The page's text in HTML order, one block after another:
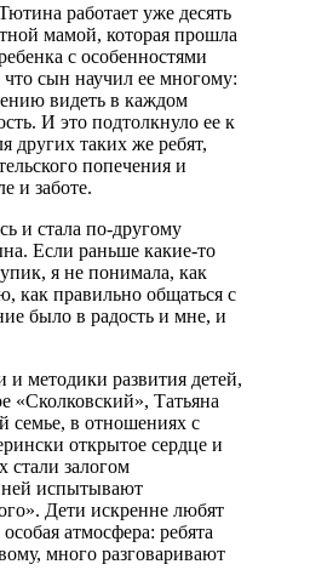
работает уже десять
мамой, которая прошла
с особенностями
что сын научил ее многому:
видеть в каждом
И это подтолкнуло ее к
других таких же ребят,
попечения и
и заботе.
и стала по‑другому
Если раньше какие-то
я не понимала, как
как правильно общаться с
было в радость и мне, и
методики развития детей,
«Сколковский», Татьяна
семье, в отношениях с
открытое сердце и
стали залогом
ней испытывают
Дети искренне любят
атмосфера: ребята
много разговаривают